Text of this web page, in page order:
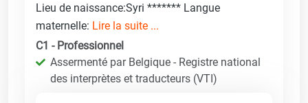
Lieu de naissance:Syri ******* Langue
maternelle: Lire la suite ...
C1 - Professionnel
Assermenté par Belgique - Registre national
des interprètes et traducteurs (VTI)